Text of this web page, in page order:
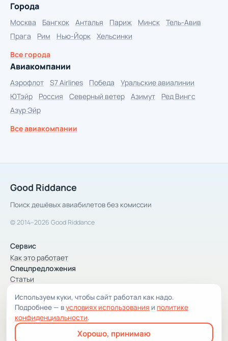
Города
Москва Бангкок Анталья Париж Минск
Тель-Авив
Прага
Рим Нью-Йорк
Хельсинки
Все города
Авиакомпании
Аэрофлот S7 Airlines Победа
Уральские авиалинии
ЮТэйр
Россия Северный ветер Азимут
Ред Вингс
Азур Эйр
Все авиакомпании
Good Riddance
Поиск дешёвых авиабилетов без комиссии
© 2014–2026 Good Riddance
Сервис
Как это работает
Спецпредложения
Статьи
Компания
Компания и контакты
Условия использования
Конфиденциальность
Используем куки, чтобы сайт работал как надо.
Подробнее — вусловиях использования и политике
конфиденциальности.
Хорошо, принимаю